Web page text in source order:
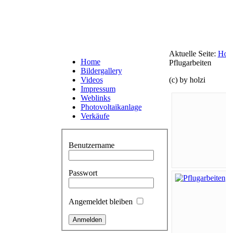
Home
Bildergallery
Videos
Impressum
Weblinks
Photovoltaikanlage
Verkäufe
Benutzername
Passwort
Angemeldet bleiben
Aktuelle Seite:
Pflugarbeiten
(c) by holzi